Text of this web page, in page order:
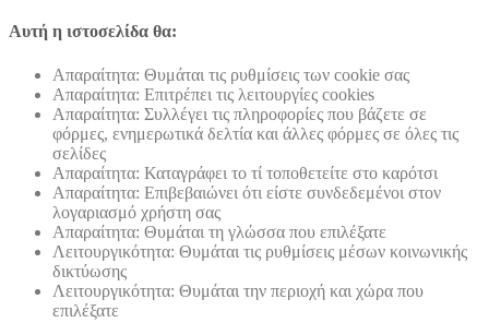
Αυτή η ιστοσελίδα θα:
Απαραίτητα: Θυμάται τις ρυθμίσεις των cookie σας
Απαραίτητα: Επιτρέπει τις λειτουργίες cookies
Απαραίτητα: Συλλέγει τις πληροφορίες που βάζετε σε
φόρμες, ενημερωτικά δελτία και άλλες φόρμες σε όλες τις
σελίδες
Απαραίτητα: Καταγράφει το τί τοποθετείτε στο καρότσι
Απαραίτητα: Επιβεβαιώνει ότι είστε συνδεδεμένοι στον
λογαριασμό χρήστη σας
Απαραίτητα: Θυμάται τη γλώσσα που επιλέξατε
Λειτουργικότητα: Θυμάται τις ρυθμίσεις μέσων κοινωνικής
δικτύωσης
Λειτουργικότητα: Θυμάται την περιοχή και χώρα που
επιλέξατε